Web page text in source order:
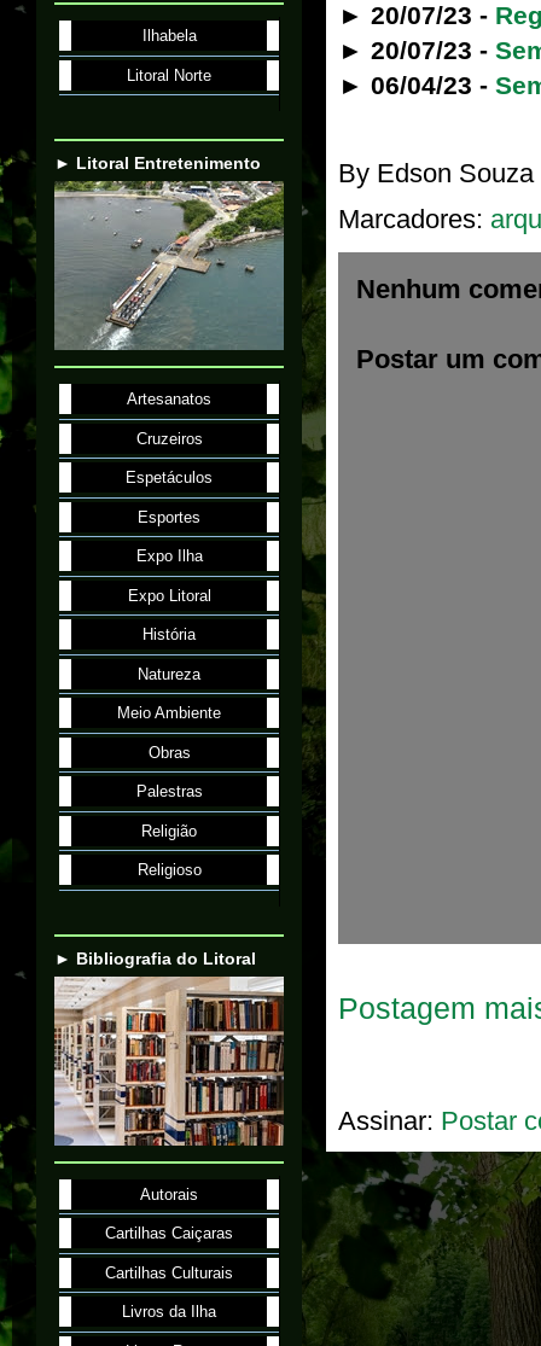
► 20/07/23 -
► 20/07/23 -
► 06/04/23 -
By Edson Souza
Marcadores:
Nenhum
Postar um
Postagem
Assinar: Postar
Ilhabela
Litoral Norte
► Litoral Entretenimento
Artesanatos
Cruzeiros
Espetáculos
Esportes
Expo Ilha
Expo Litoral
História
Natureza
Meio Ambiente
Obras
Palestras
Religião
Religioso
► Bibliografia do Litoral
Autorais
Cartilhas Caiçaras
Cartilhas Culturais
Livros da Ilha